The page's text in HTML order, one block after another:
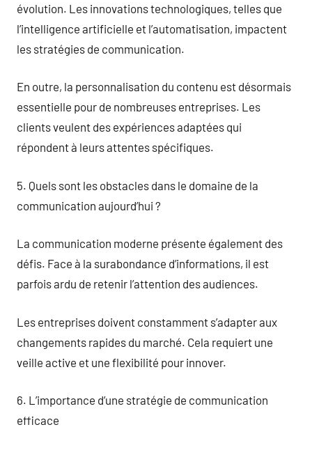
évolution. Les innovations technologiques, telles que
l’intelligence artificielle et l’automatisation, impactent
les stratégies de communication.
En outre, la personnalisation du contenu est désormais
essentielle pour de nombreuses entreprises. Les
clients veulent des expériences adaptées qui
répondent à leurs attentes spécifiques.
5. Quels sont les obstacles dans le domaine de la
communication aujourd’hui ?
La communication moderne présente également des
défis. Face à la surabondance d’informations, il est
parfois ardu de retenir l’attention des audiences.
Les entreprises doivent constamment s’adapter aux
changements rapides du marché. Cela requiert une
veille active et une flexibilité pour innover.
6. L’importance d’une stratégie de communication
efficace